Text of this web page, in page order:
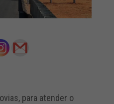
para atender o